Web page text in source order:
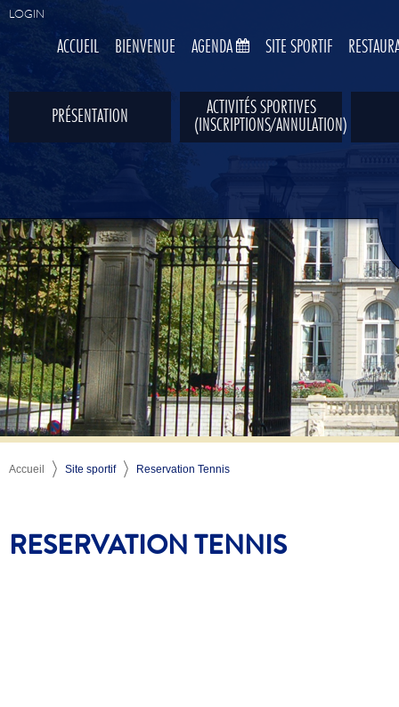
LOGIN
ACCUEIL BIENVENUE AGENDA SITE SPORTIF
PRÉSENTATION
ACTIVITÉS SPORTIVES
(INSCRIPTIONS/ANNULATION)
Accueil Site sportif Reservation Tennis
RESERVATION TENNIS